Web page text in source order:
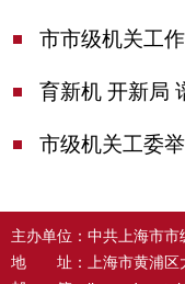
市级机关工委